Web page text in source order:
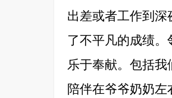
出差或者工作到
了不平凡的成绩
乐于奉献。包括
陪伴在爷爷奶奶左